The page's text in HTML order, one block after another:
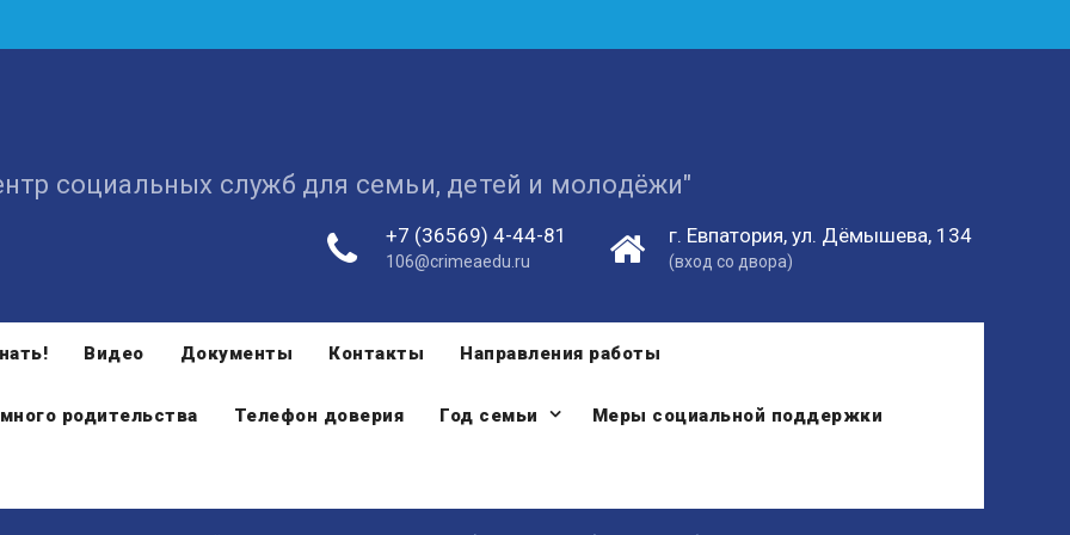
социальных служб для семьи, детей и молодёжи"
+7 (36569) 4-44-81
106@crimeaedu.ru
г. Евпатория, ул. Дёмышева, 134
(вход со двора)
Видео Документы Контакты Направления работы
родительства Телефон доверия Год семьи Меры социальной поддержки